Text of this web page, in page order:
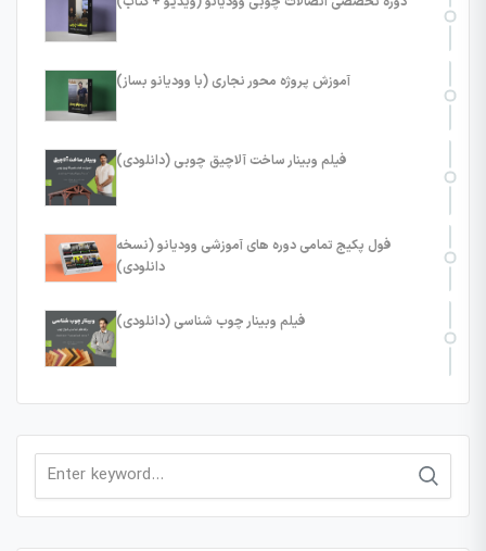
آموزش پروژه محور نجاری (با وودیانو بساز)
فیلم وبینار ساخت آلاچیق چوبی (دانلودی)
فول پکیج تمامی دوره های آموزشی وودیانو (نسخه
دانلودی)
فیلم وبینار چوب شناسی (دانلودی)
Search